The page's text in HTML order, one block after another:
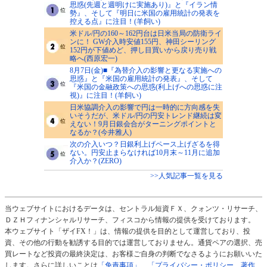
思惑(先週と週明けに実施あり)』と『イラン情
勢』、そして『明日に米国の雇用統計の発表を
控える点』に注目！(羊飼い)
米ドル/円の160～162円台は日米当局の防衛ライ
ンに！ GW介入時安値155円、神田シーリング
152円が下値めど、押し目買いから戻り売り戦
略へ(西原宏一)
8月7日(金)■『為替介入の影響と更なる実施への
思惑』と『米国の雇用統計の発表』、そして
『米国の金融政策への思惑(利上げへの思惑に注
視)』に注目！(羊飼い)
日米協調介入の影響で円は一時的に方向感を失
いそうだが、米ドル/円の円安トレンド継続は変
えない！9月日銀会合がターニングポイントと
なるか？(今井雅人)
次の介入いつ？日銀利上げペース上げざるを得
ない。円安止まらなければ10月末～11月に追加
介入か？(ZERO)
>>人気記事一覧を見る
当ウェブサイトにおけるデータは、セントラル短資ＦＸ、クォンツ・リサーチ、
ＤＺＨフィナンシャルリサーチ、フィスコから情報の提供を受けております。
本ウェブサイト「ザイFX！」は、情報の提供を目的として運営しており、投
資、その他の行動を勧誘する目的では運営しておりません。通貨ペアの選択、売
買レートなど投資の最終決定は、お客様ご自身の判断でなさるようにお願いいた
します。さらに詳しいことは 「免責事項」 「プライバシー・ポリシー、著作